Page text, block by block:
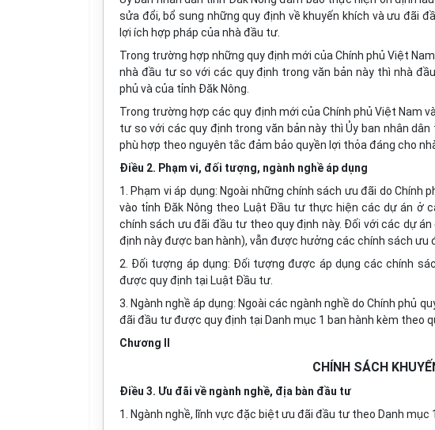
sửa đổi, bổ sung những quy định về khuyến khích và ưu đãi
lợi ích hợp pháp của nhà đầu tư.
Trong trường hợp những quy định mới của Chính phủ Việt
nhà đầu tư so với các quy định trong văn bản này thì nhà
phủ và của tỉnh Đăk Nông.
Trong trường hợp các quy định mới của Chính phủ Việt Nam
tư so với các quy định trong văn bản này thì Ủy ban nhân
phù hợp theo nguyên tắc đảm bảo quyền lợi thỏa đáng cho
Điều 2. Phạm vi, đối tượng, ngành nghề áp dụng
1. Phạm vi áp dụng: Ngoài những chính sách ưu đãi do
vào tỉnh Đăk Nông theo Luật Đầu tư thực hiện các dự án ở
chính sách ưu đãi đầu tư theo quy định này. Đối với các dự
định này được ban hành), vẫn được hưởng các chính sách ưu
2. Đối tượng áp dụng: Đối tượng được áp dụng các chính
được quy định tại Luật Đầu tư.
3. Ngành nghề áp dụng: Ngoài các ngành nghề do Chính phủ
đãi đầu tư được quy định tại Danh mục 1 ban hành kèm theo
Chương II
CHÍNH SÁCH
Điều 3. Ưu đãi về ngành nghề, địa bàn đầu tư
1. Ngành nghề, lĩnh vực đặc biệt ưu đãi đầu tư theo Danh mục